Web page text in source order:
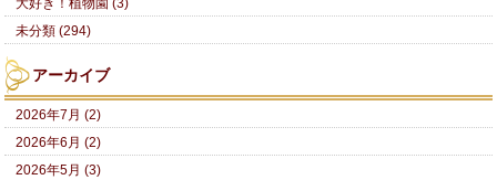
大好き！植物園 (3)
未分類 (294)
アーカイブ
2026年7月 (2)
2026年6月 (2)
2026年5月 (3)